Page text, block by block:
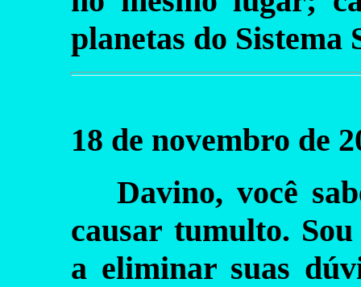
planetas do Sistema
18 de novembro de
Davino, você
causar tumulto.
a eliminar suas